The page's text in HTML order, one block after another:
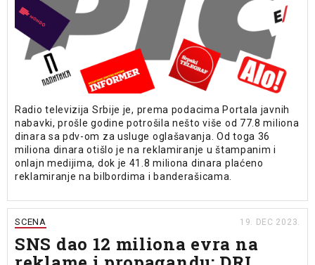
Radio televizija Srbije je, prema podacima Portala javnih
nabavki, prošle godine potrošila nešto više od 77.8 miliona
dinara sa pdv-om za usluge oglašavanja. Od toga 36
miliona dinara otišlo je na reklamiranje u štampanim i
onlajn medijima, dok je 41.8 miliona dinara plaćeno
reklamiranje na bilbordima i banderašicama.
SCENA 19. DEC 2023.
SNS dao 12 miliona evra na